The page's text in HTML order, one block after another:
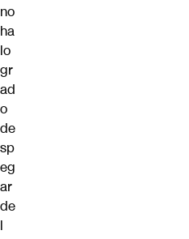
no
ha
lo
gr
ad
o
de
sp
eg
ar
de
l